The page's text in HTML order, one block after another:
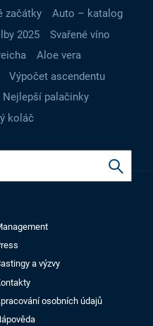
začátky
Auto – katalog
2025
Svařené víno
Aloe vera
Výpočet ascendentu
Nejlepší palačinky
koláč
a výzvy
osobních údajů